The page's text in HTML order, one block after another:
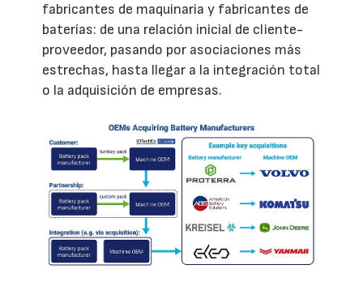
fabricantes de maquinaria y fabricantes de
baterías: de una relación inicial de cliente-
proveedor, pasando por asociaciones más
estrechas, hasta llegar a la integración total
o la adquisición de empresas.